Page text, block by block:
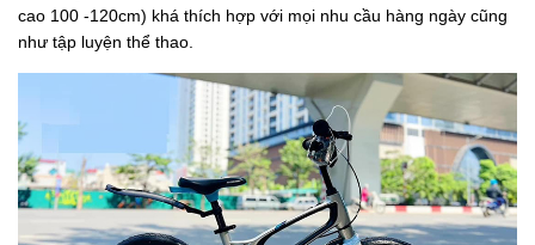
cao 100 -120cm) khá thích hợp với mọi nhu cầu hàng ngày cũng
như tập luyện thể thao.